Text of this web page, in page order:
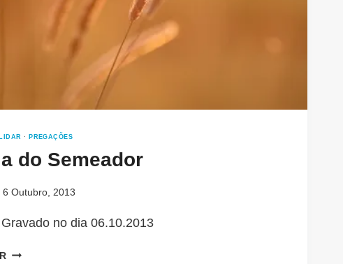
· PREGAÇÕES
do Semeador
6 Outubro, 2013
no dia 06.10.2013
A